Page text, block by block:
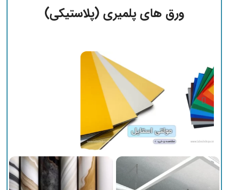
ورق های پلمیری (پلاستیکی)